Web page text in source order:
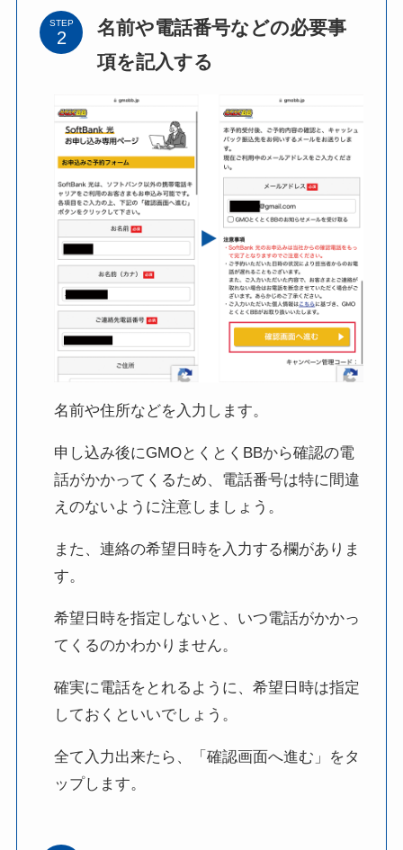
STEP
名前や電話番号などの必要事
項を記入する
名前や住所などを入力します。
申し込み後にGMOとくとくBBから確認の電
話がかかってくるため、電話番号は特に間違
えのないように注意しましょう。
また、連絡の希望日時を入力する欄がありま
す。
希望日時を指定しないと、いつ電話がかかっ
てくるのかわかりません。
確実に電話をとれるように、希望日時は指定
しておくといいでしょう。
全て入力出来たら、「確認画面へ進む」をタ
ップします。